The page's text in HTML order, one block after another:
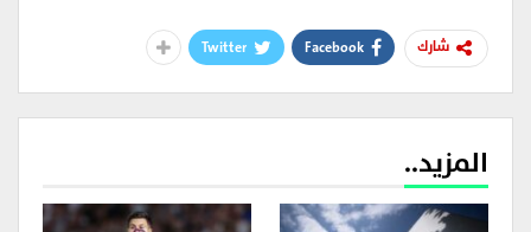
شارك Facebook
Twitter
المزيد..